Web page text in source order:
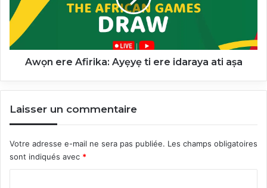
ere
idaraya
aṣa
Awọn ere Afirika: Ayẹyẹ ti ere idaraya ati aṣa
Laisser un commentaire
Votre adresse e-mail ne sera pas publiée. Les champs obligatoires
sont indiqués avec *